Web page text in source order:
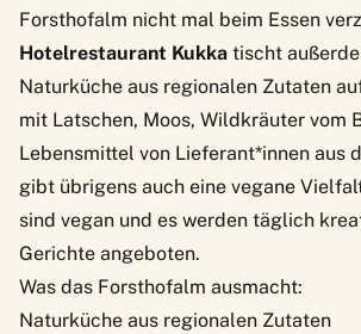
Forsthofalm nicht mal beim Essen
Hotelrestaurant Kukka tischt
Naturküche aus regionalen Zutaten
mit Latschen, Moos, Wildkräuter vom
Lebensmittel von Lieferant*innen aus
gibt übrigens auch eine vegane
sind vegan und es werden täglich
Gerichte angeboten.
Was das Forsthofalm ausmacht:
Naturküche aus regionalen Zutaten